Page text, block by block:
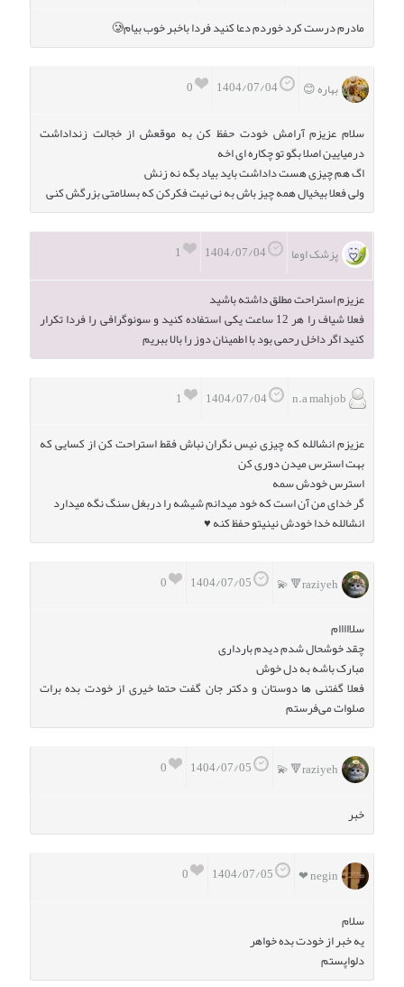
مادرم درست کرد خوردم دعا کنید فردا باخبر خوب بیام🥲
0
بهاره 😊
سلام عزیزم آرامش خودت حفظ کن به موقعش از خجالت زنداداشت
درمیایین اصلا بگو تو چکاره ای اخه
اگ هم چیزی هست داداشت باید بیاد بگه نه زنش
ولی فعلا بیخیال همه چیز باش به نی نیت فکرکن که بسلامتی بزرگش کنی
1
پزشک اوما
عزیزم استراحت مطلق داشته باشید
فعلا شیاف را هر 12 ساعت یکی استفاده کنید و سونوگرافی را فردا تکرار
کنید اگر داخل رحمی بود با اطمینان دوز را بالا ببریم
1
n.a mahjob
عزیزم انشالله که چیزی نیس نگران نباش فقط استراحت کن از کسایی که
بهت استرس میدن دوری کن
استرس خودش سمه
گر خدای من آن است که خود میدانم شیشه را دربغل سنگ نگه میدارد
انشالله خدا خودش نینیتو حفظ کنه ♥️
0
raziyeh🔻 💫
سلااااام‌
چقد خوشحال شدم دیدم بارداری
مبارک باشه به دل خوش
فعلا گفتنی ها دوستان و دکتر جان گفت حتما خیری از خودت بده برات
صلوات می‌فرستم
0
raziyeh🔻 💫
خبر
0
negin ❤
سلام
یه خبر از خودت بده خواهر
دلواپستم